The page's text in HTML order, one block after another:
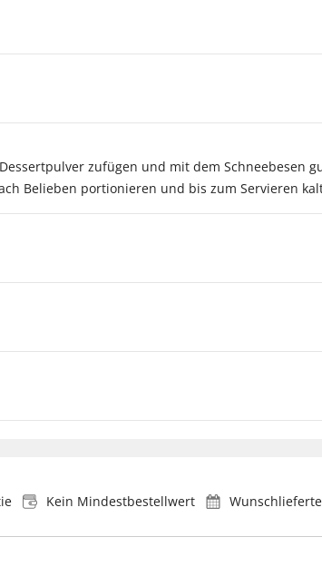
zufügen und mit dem Schneebesen
Belieben portionieren und bis zum Servieren
Kein Mindestbestellwert